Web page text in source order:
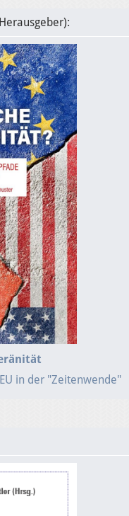
in der "Zeitenwende"